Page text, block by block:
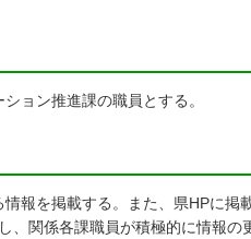
ョン推進課の職員とする。
報を掲載する。また、県HPに掲
関係各課職員が積極的に情報の